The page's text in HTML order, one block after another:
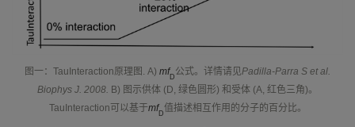
图一： TauInteraction原理图 . A) mfD 公式。详情请见Padilla-Parra S et al.
Biophys J. 2008. B) 图示供体 (D, 绿色圆形) 和受体 (A, 红色三角)。
TauInteraction可以基于mfD值描述相互作用的分子的百分比。